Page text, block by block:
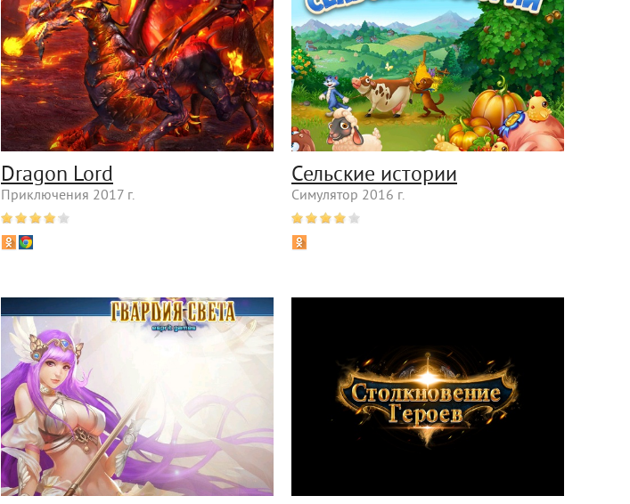
Dragon Lord
Приключения 2017 г.
Сельские истории
Симулятор 2016 г.